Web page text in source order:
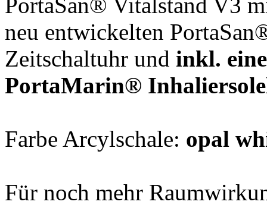
neu entwickelten
Zeitschaltuhr und inkl.
PortaMarin®
Farbe Arcylschale: opal
Für noch mehr